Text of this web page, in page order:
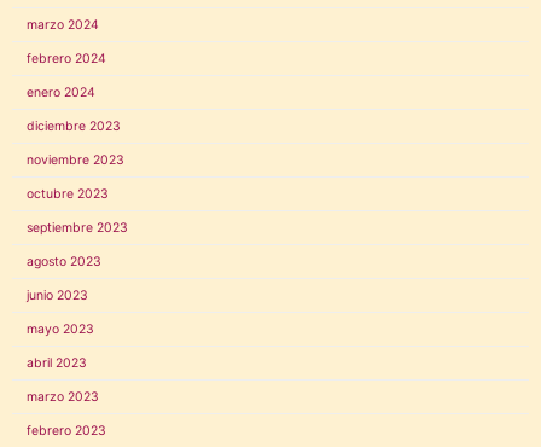
marzo 2024
febrero 2024
enero 2024
diciembre 2023
noviembre 2023
octubre 2023
septiembre 2023
agosto 2023
junio 2023
mayo 2023
abril 2023
marzo 2023
febrero 2023